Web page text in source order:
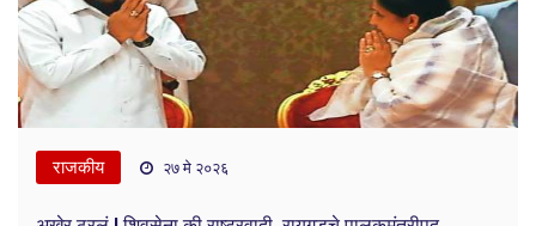
राजकीय २७ मे २०२६